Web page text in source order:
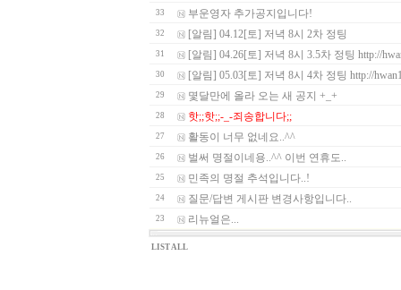
33 부운영자 추가공지입니다!
32 [알림] 04.12[토] 저녁 8시 2차 정팅
31 [알림] 04.26[토] 저녁 8시 3.5차 정팅 http://
30 [알림] 05.03[토] 저녁 8시 4차 정팅 http://
29 몇달만에 올라 오는 새 공지 +_+
28 핫;;핫;;-_-죄송합니다;;
27 활동이 너무 없네요..^^
26 벌써 명절이네용..^^ 이번 연휴도..
25 민족의 명절 추석입니다..!
24 질문/답변 게시판 변경사항입니다..
23 리뉴얼은...
LIST ALL